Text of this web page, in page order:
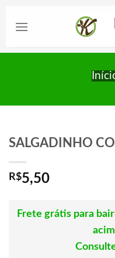
SALGADINHO
R$5,50
Frete grátis para